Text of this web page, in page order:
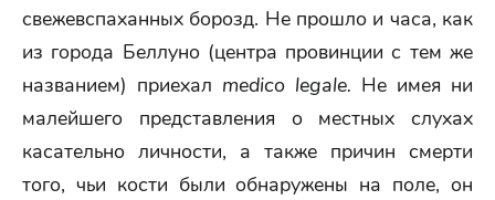
свежевспаханных борозд. Не прошло и часа, как
из города Беллуно (центра провинции с тем же
названием) приехал medico legale. Не имея ни
малейшего представления о местных слухах
касательно личности, а также причин смерти
того, чьи кости были обнаружены на поле, он